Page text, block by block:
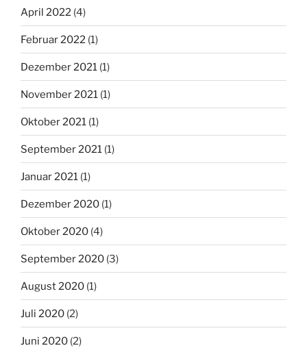
April 2022 (4)
Februar 2022 (1)
Dezember 2021 (1)
November 2021 (1)
Oktober 2021 (1)
September 2021 (1)
Januar 2021 (1)
Dezember 2020 (1)
Oktober 2020 (4)
September 2020 (3)
August 2020 (1)
Juli 2020 (2)
Juni 2020 (2)